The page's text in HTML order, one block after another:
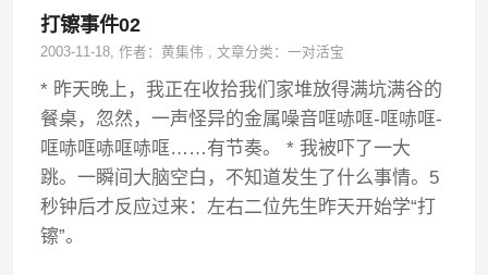
打镲事件02
2003-11-18, 作者：黄集伟 ,文章分类：一对活宝
* 昨天晚上，我正在收拾我们家堆放得满坑满谷的
餐桌，忽然，一声怪异的金属噪音哐哧哐-哐哧哐-
哐哧哐哧哐哧哐……有节奏。 * 我被吓了一大
跳。一瞬间大脑空白，不知道发生了什么事情。5
秒钟后才反应过来：左右二位先生昨天开始学“打
镲”。